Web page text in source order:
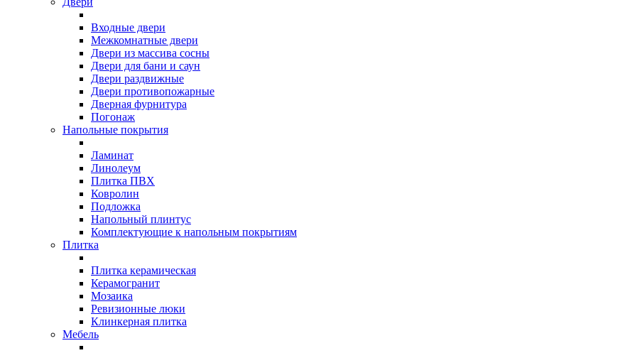
Входные двери
Межкомнатные двери
Двери из массива сосны
Двери для бани и саун
Двери раздвижные
Двери противопожарные
Дверная фурнитура
Погонаж
Напольные покрытия
Ламинат
Линолеум
Плитка ПВХ
Ковролин
Подложка
Напольный плинтус
Комплектующие к напольным покрытиям
Плитка
Плитка керамическая
Керамогранит
Мозаика
Ревизионные люки
Клинкерная плитка
Мебель